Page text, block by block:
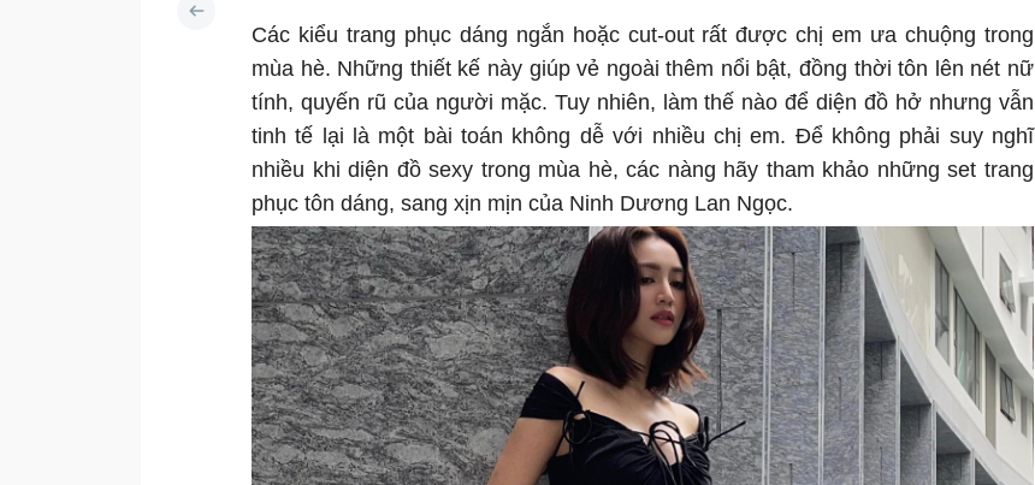
Các kiểu trang phục dáng ngắn hoặc cut-out rất được chị em ưa chuộng trong
mùa hè. Những thiết kế này giúp vẻ ngoài thêm nổi bật, đồng thời tôn lên nét nữ
tính, quyến rũ của người mặc. Tuy nhiên, làm thế nào để diện đồ hở nhưng vẫn
tinh tế lại là một bài toán không dễ với nhiều chị em. Để không phải suy nghĩ
nhiều khi diện đồ sexy trong mùa hè, các nàng hãy tham khảo những set trang
phục tôn dáng, sang xịn mịn của Ninh Dương Lan Ngọc.